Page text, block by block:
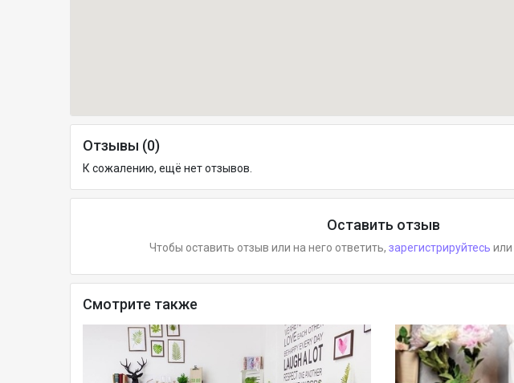
Отзывы (0)
К сожалению, ещё нет отзывов.
Оставить отзыв
Чтобы оставить отзыв или на него ответить, зарегистрируйтесь или
Смотрите также